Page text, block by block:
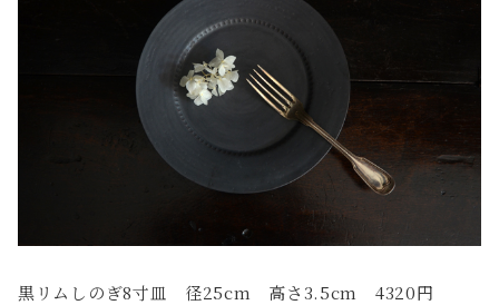
黒リムしのぎ8寸皿 径25cm 高さ3.5cm 4320円